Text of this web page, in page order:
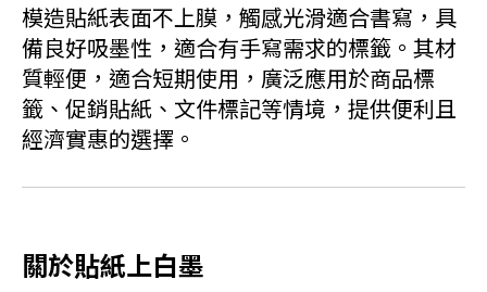
模造貼紙表面不上膜，觸感光滑適合書寫，具
備良好吸墨性，適合有手寫需求的標籤。其材
質輕便，適合短期使用，廣泛應用於商品標
籤、促銷貼紙、文件標記等情境，提供便利且
經濟實惠的選擇。
關於貼紙上白墨